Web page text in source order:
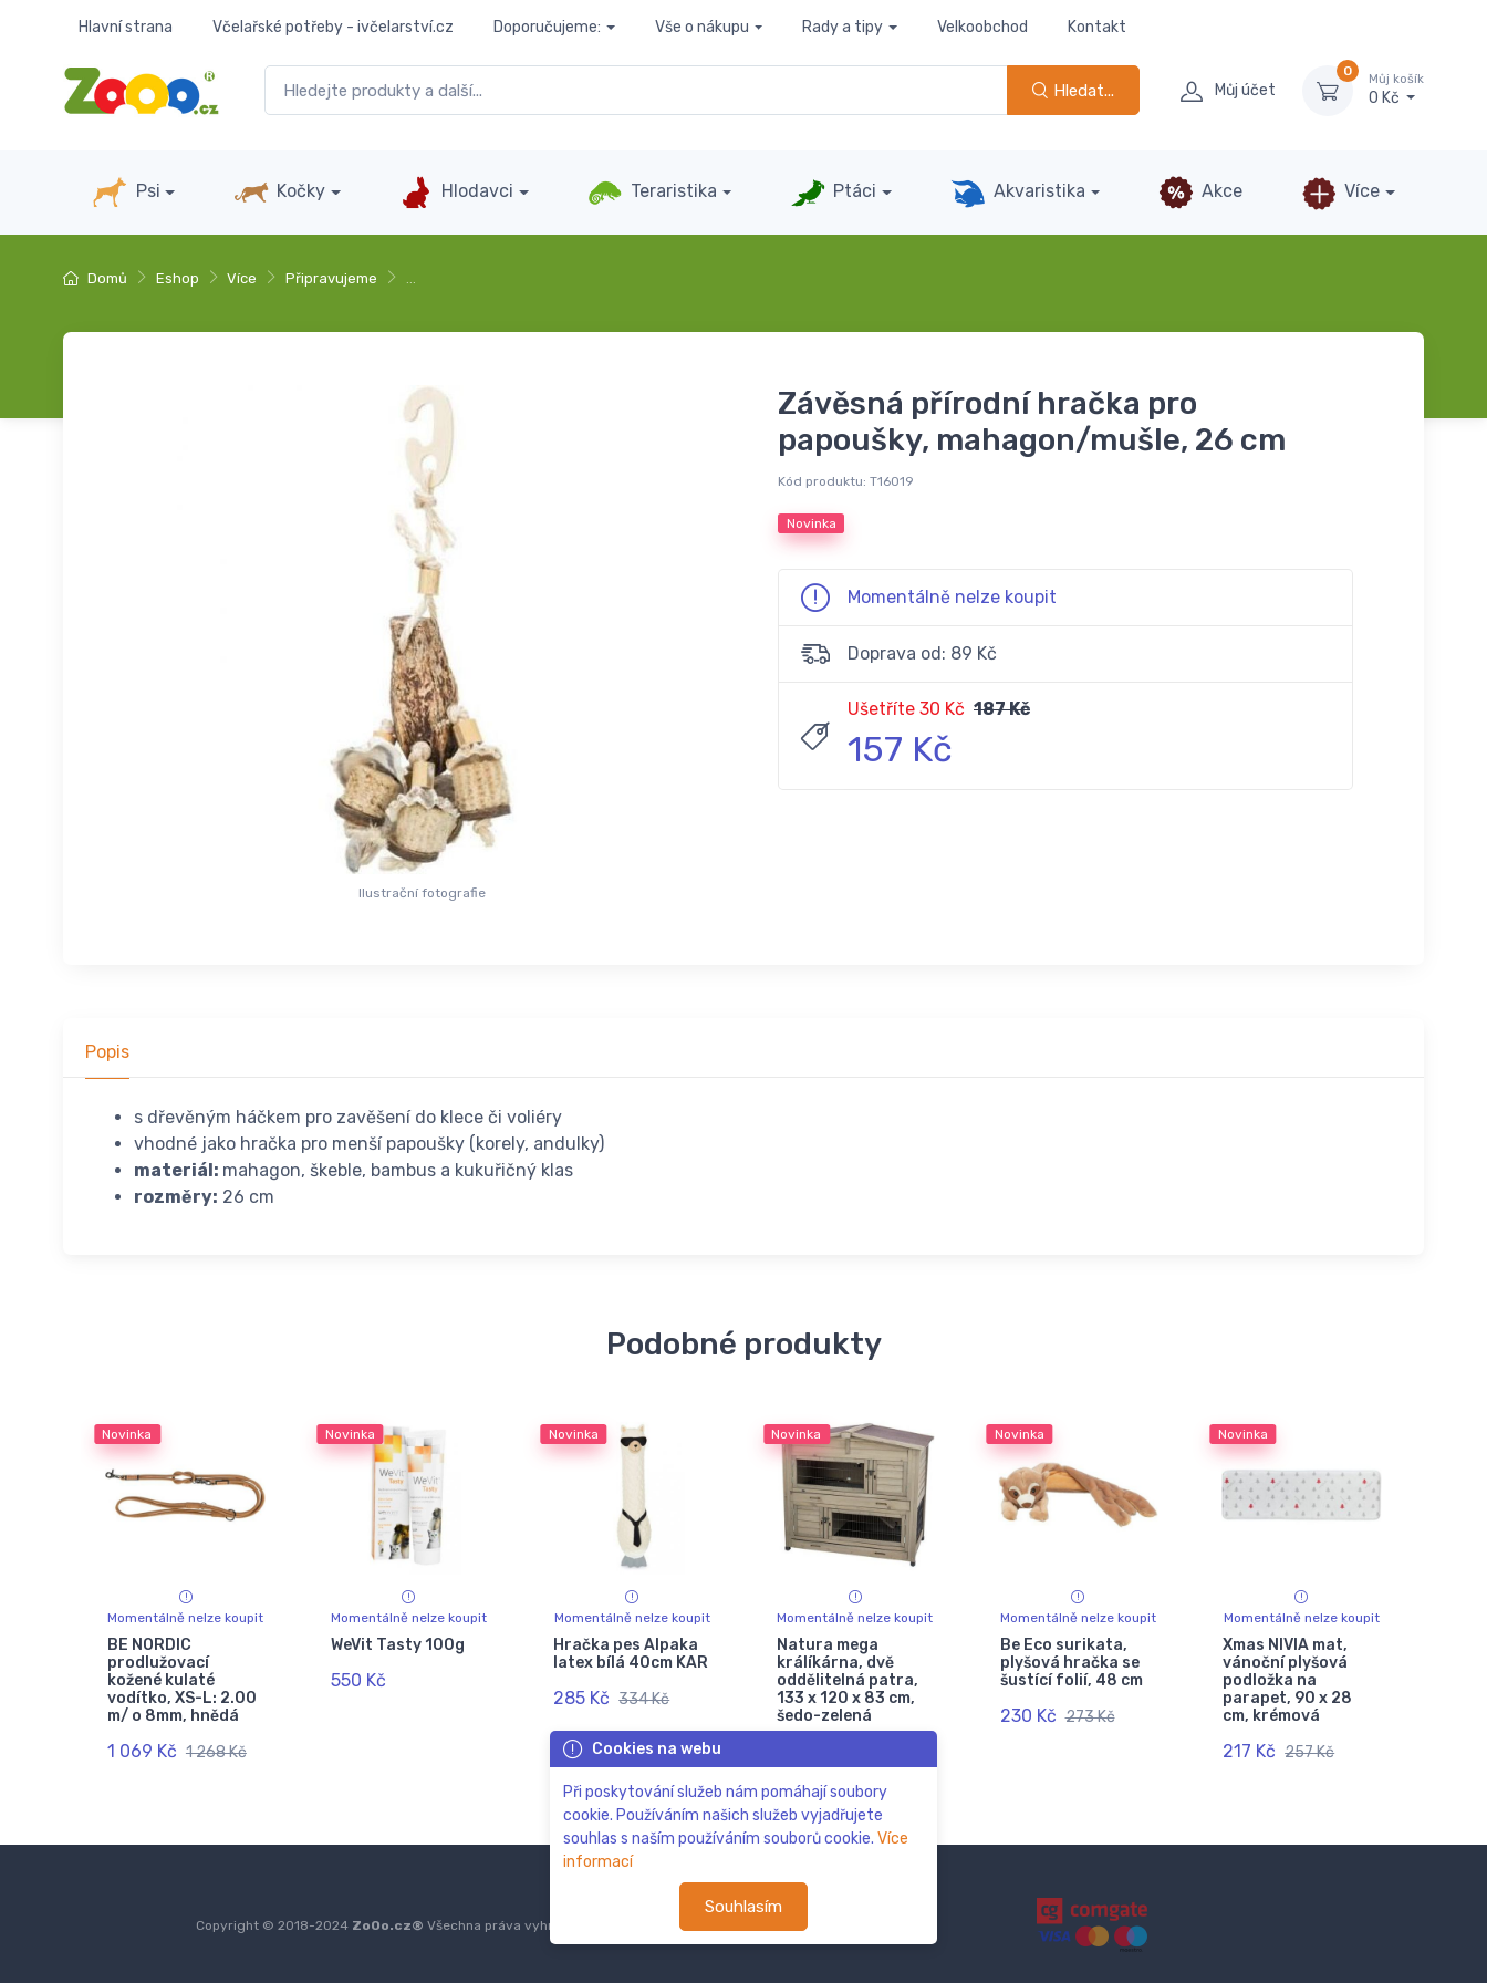
Hlavní strana Včelařské potřeby - ivčelarství.cz Doporučujeme: Vše o nákupu Rady a tipy Velkoobchod Kontakt
Hledat... Můj účet
0
Můj košík
0 Kč
Psi Kočky Hlodavci Teraristika Ptáci Akvaristika Akce Více
Domů Eshop Více Připravujeme …
Ilustrační fotografie
Závěsná přírodní hračka pro
papoušky, mahagon/mušle, 26 cm
Kód produktu: T16019
Novinka
Momentálně nelze koupit
Doprava od: 89 Kč
Ušetříte 30 Kč 187 Kč
157 Kč
Popis
s dřevěným háčkem pro zavěšení do klece či voliéry
vhodné jako hračka pro menší papoušky (korely, andulky)
materiál: mahagon, škeble, bambus a kukuřičný klas
rozměry: 26 cm
Podobné produkty
Novinka
Momentálně nelze koupit
BE NORDIC
prodlužovací
kožené kulaté
vodítko, XS-L: 2.00
m/ o 8mm, hnědá
1 069 Kč 1 268 Kč
Novinka
Momentálně nelze koupit
WeVit Tasty 100g
550 Kč
Novinka
Momentálně nelze koupit
Hračka pes Alpaka
latex bílá 40cm KAR
285 Kč 334 Kč
Novinka
Momentálně nelze koupit
Natura mega
králíkárna, dvě
oddělitelná patra,
133 x 120 x 83 cm,
šedo-zelená
Novinka
Momentálně nelze koupit
Be Eco surikata,
plyšová hračka se
šustící folií, 48 cm
230 Kč 273 Kč
Novinka
Momentálně nelze koupit
Xmas NIVIA mat,
vánoční plyšová
podložka na
parapet, 90 x 28
cm, krémová
217 Kč 257 Kč
Cookies na webu
Při poskytování služeb nám pomáhají soubory
cookie. Používáním našich služeb vyjadřujete
souhlas s naším používáním souborů cookie. Více
informací
Souhlasím
Copyright © 2018-2024 ZoOo.cz® Všechna práva vyhrazena.